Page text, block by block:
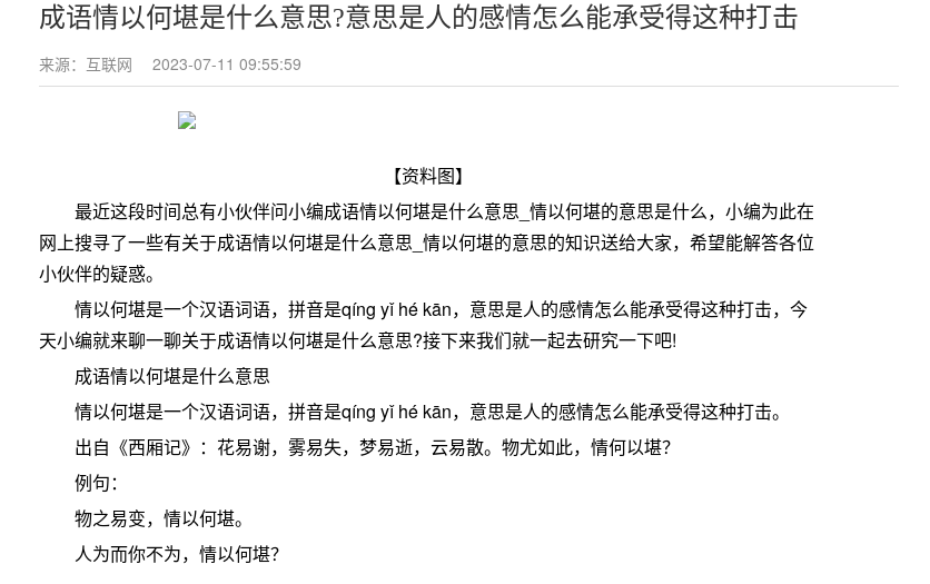
成语情以何堪是什么意思?意思是人的感情怎么能承受得这种打击
来源：互联网 2023-07-11 09:55:59
【资料图】
最近这段时间总有小伙伴问小编成语情以何堪是什么意思_情以何堪的意思是什么，小编为此在
网上搜寻了一些有关于成语情以何堪是什么意思_情以何堪的意思的知识送给大家，希望能解答各位
小伙伴的疑惑。
情以何堪是一个汉语词语，拼音是qíng yǐ hé kān，意思是人的感情怎么能承受得这种打击，今
天小编就来聊一聊关于成语情以何堪是什么意思?接下来我们就一起去研究一下吧!
成语情以何堪是什么意思
情以何堪是一个汉语词语，拼音是qíng yǐ hé kān，意思是人的感情怎么能承受得这种打击。
出自《西厢记》：花易谢，雾易失，梦易逝，云易散。物尤如此，情何以堪？
例句：
物之易变，情以何堪。
人为而你不为，情以何堪？